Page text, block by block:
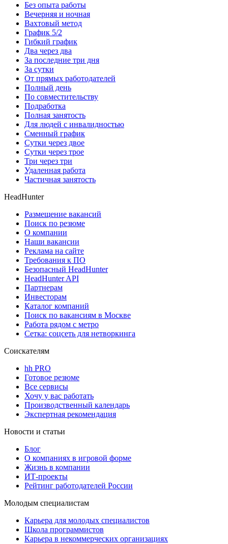
Без опыта работы
Вечерняя и ночная
Вахтовый метод
График 5/2
Гибкий график
Два через два
За последние три дня
За сутки
От прямых работодателей
Полный день
По совместительству
Подработка
Полная занятость
Для людей с инвалидностью
Сменный график
Сутки через двое
Сутки через трое
Три через три
Удаленная работа
Частичная занятость
HeadHunter
Размещение вакансий
Поиск по резюме
О компании
Наши вакансии
Реклама на сайте
Требования к ПО
Безопасный HeadHunter
HeadHunter API
Партнерам
Инвесторам
Каталог компаний
Поиск по вакансиям в Москве
Работа рядом с метро
Сетка: соцсеть для нетворкинга
Соискателям
hh PRO
Готовое резюме
Все сервисы
Хочу у вас работать
Производственный календарь
Экспертная рекомендация
Новости и статьи
Блог
О компаниях в игровой форме
Жизнь в компании
ИТ-проекты
Рейтинг работодателей России
Молодым специалистам
Карьера для молодых специалистов
Школа программистов
Карьера в некоммерческих организациях